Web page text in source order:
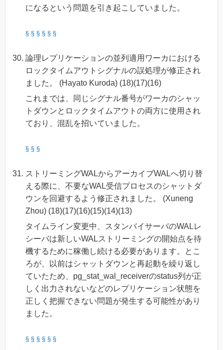
になるという問題を引き起こしていました。
§ § § § § §
論理レプリケーションの並列適用ワーカにおける
ロックタイムアウトシグナルの誤処理が修正され
ました。 (Hayato Kuroda) (18)(17)(16)
これまでは、同じシグナル番号がワーカのシャッ
トダウンとロックタイムアウトの両方に使用され
ており、混乱を招いていました。
§ § §
ストリーミングWALからアーカイブWALへ切り替
える際に、不要なWAL受信プロセスのシャットダ
ウンを回避するよう修正されました。 (Xuneng
Zhou) (18)(17)(16)(15)(14)(13)
タイムライン変更中、スタンバイサーバのWALレ
シーバは新しいWALストリーミングの開始点を待
機するために稼働し続ける必要があります。とこ
ろが、以前はシャットダウンと再起動を繰り返し
ていたため、pg_stat_wal_receiverのstatus列が正
しく出力されないなどのレプリケーション状態を
正しく把握できない問題が発生する可能性があり
ました。
§ § § § § §